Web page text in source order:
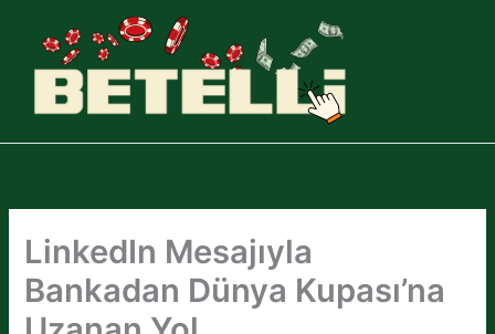
LinkedIn Mesajıyla
Bankadan Dünya Kupası’na